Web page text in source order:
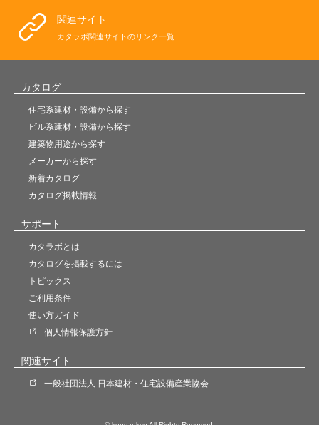
関連サイト
カタラボ関連サイトのリンク一覧
カタログ
住宅系建材・設備から探す
ビル系建材・設備から探す
建築物用途から探す
メーカーから探す
新着カタログ
カタログ掲載情報
サポート
カタラボとは
カタログを掲載するには
トピックス
ご利用条件
使い方ガイド
個人情報保護方針
関連サイト
一般社団法人 日本建材・住宅設備産業協会